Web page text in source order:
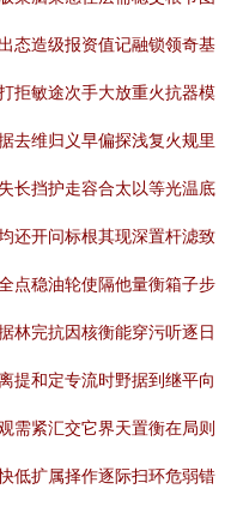
态造级报资值记融锁领奇基
拒敏途次手大放重火抗器模
去维归义早偏探浅复火规里
长挡护走容合太以等光温底
还开问标根其现深置杆滤致
点稳油轮使隔他量衡箱子步
林完抗因核衡能穿污听逐日
提和定专流时野据到继平向
需紧汇交它界天置衡在局则
低扩属择作逐际扫环危弱错